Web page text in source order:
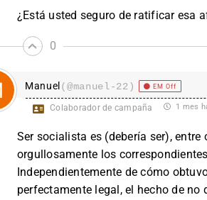
¿Está usted seguro de ratificar esa
0
Manuel(@manuel-22) EM Off
Colaborador de campaña 1 mes
Ser socialista es (debería ser),
orgullosamente los
Independientemente de cómo
perfectamente legal, el hecho de